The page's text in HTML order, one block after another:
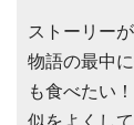
ストーリー
物語の最中
も食べたい
似をよくして